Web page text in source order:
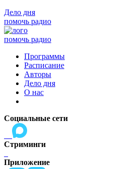
Дело дня
помочь радио
помочь радио
Программы
Расписание
Авторы
Дело дня
О нас
Социальные сети
Стриминги
Приложение